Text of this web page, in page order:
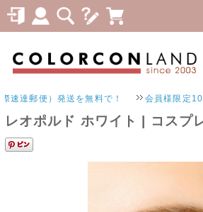
郵便）発送を無料で！ 会員様限定10％
レオポルド ホワイト | コスプ